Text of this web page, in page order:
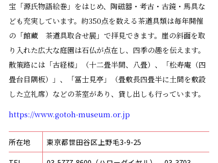
宝「源氏物語絵巻」をはじめ、陶磁器・考古・古鏡・馬具な
ども充実しています。約350点を数える茶道具類は毎年開催
の「館蔵 茶道具取合せ展」で拝見できます。崖の斜面を取
り入れた広大な庭園は石仏が点在し、四季の趣を伝えます。
散策路には「古経楼」（十二畳半間、八畳）、「松寿庵（四
畳台目隅板）」、「冨士見亭」（畳敷長四畳半に土間を敷設
した立礼席）などの茶室があり、貸し出しも行っています。
https://www.gotoh-museum.or.jp
所在地 東京都世田谷区上野毛3-9-25